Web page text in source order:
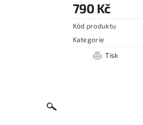
790 Kč
Kód produktu
Kategorie
Tisk